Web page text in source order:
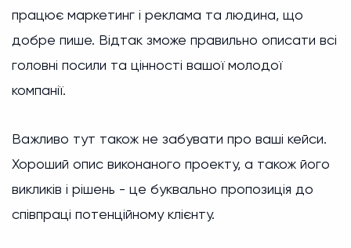
працює маркетинг і реклама та людина, що
добре пише. Відтак зможе правильно описати всі
головні посили та цінності вашої молодої
компанії.
Важливо тут також не забувати про ваші кейси.
Хороший опис виконаного проекту, а також його
викликів і рішень - це буквально пропозиція до
співпраці потенційному клієнту.